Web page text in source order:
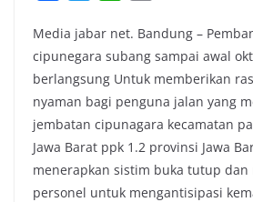
c
e
b
o
o
k
i
t
t
e
r
a
t
s
A
p
p
p
y
L
i
n
k
Media jabar net. Bandung –
cipunegara subang sampai awal
berlangsung Untuk memberikan
nyaman bagi penguna jalan yang
jembatan cipunagara kecamatan
Jawa Barat ppk 1.2 provinsi Jawa
menerapkan sistim buka tutup dan
personel untuk mengantisipasi